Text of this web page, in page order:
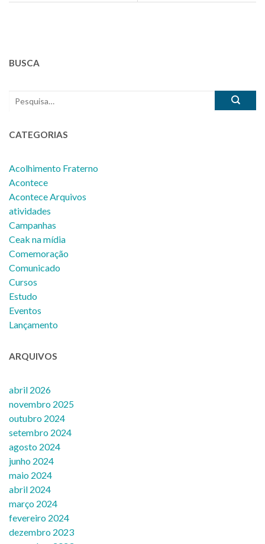
BUSCA
CATEGORIAS
Acolhimento Fraterno
Acontece
Acontece Arquivos
atividades
Campanhas
Ceak na mídia
Comemoração
Comunicado
Cursos
Estudo
Eventos
Lançamento
ARQUIVOS
abril 2026
novembro 2025
outubro 2024
setembro 2024
agosto 2024
junho 2024
maio 2024
abril 2024
março 2024
fevereiro 2024
dezembro 2023